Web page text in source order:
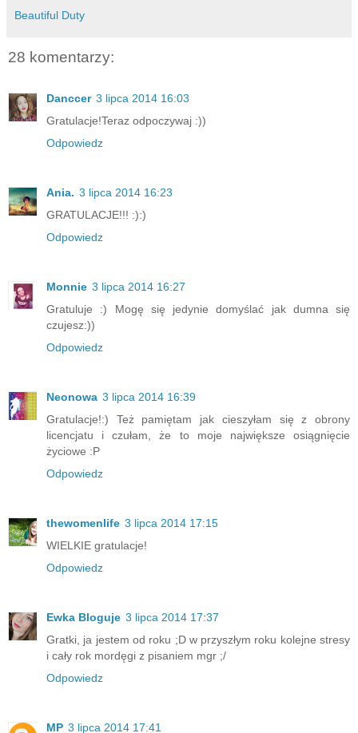
Beautiful Duty
28 komentarzy:
Danccer 3 lipca 2014 16:03
Gratulacje!Teraz odpoczywaj :))
Odpowiedz
Ania. 3 lipca 2014 16:23
GRATULACJE!!! :):)
Odpowiedz
Monnie 3 lipca 2014 16:27
Gratuluje :) Mogę się jedynie domyślać jak dumna się
czujesz:))
Odpowiedz
Neonowa 3 lipca 2014 16:39
Gratulacje!:) Też pamiętam jak cieszyłam się z obrony
licencjatu i czułam, że to moje największe osiągnięcie
życiowe :P
Odpowiedz
thewomenlife 3 lipca 2014 17:15
WIELKIE gratulacje!
Odpowiedz
Ewka Bloguje 3 lipca 2014 17:37
Gratki, ja jestem od roku ;D w przyszłym roku kolejne stresy
i cały rok mordęgi z pisaniem mgr ;/
Odpowiedz
MP 3 lipca 2014 17:41